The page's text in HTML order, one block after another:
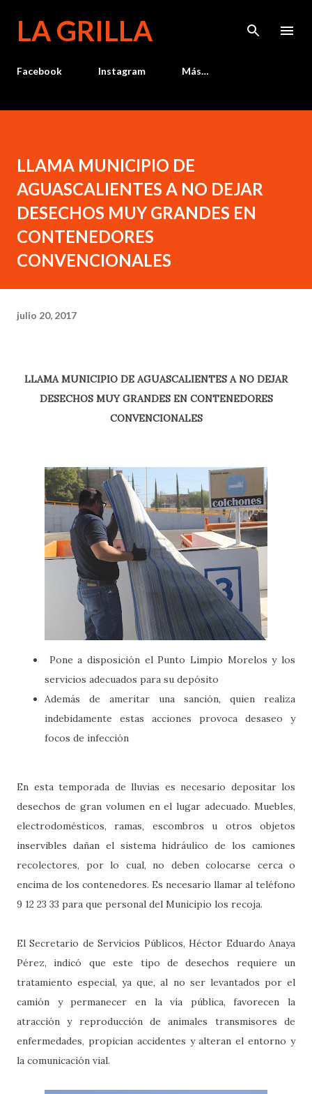
LA GRILLA
Facebook Instagram Más…
LLAMA MUNICIPIO DE
AGUASCALIENTES A NO DEJAR
DESECHOS MUY GRANDES EN
CONTENEDORES
CONVENCIONALES
julio 20, 2017
LLAMA MUNICIPIO DE AGUASCALIENTES A NO DEJAR
DESECHOS MUY GRANDES EN CONTENEDORES
CONVENCIONALES
Pone a disposición el Punto Limpio Morelos y los
servicios adecuados para su depósito
Además de ameritar una sanción, quien realiza
indebidamente estas acciones provoca desaseo y
focos de infección
En esta temporada de lluvias es necesario depositar los
desechos de gran volumen en el lugar adecuado. Muebles,
electrodomésticos, ramas, escombros u otros objetos
inservibles dañan el sistema hidráulico de los camiones
recolectores, por lo cual, no deben colocarse cerca o
encima de los contenedores. Es necesario llamar al teléfono
9 12 23 33 para que personal del Municipio los recoja.
El Secretario de Servicios Públicos, Héctor Eduardo Anaya
Pérez, indicó que este tipo de desechos requiere un
tratamiento especial, ya que, al no ser levantados por el
camión y permanecer en la vía pública, favorecen la
atracción y reproducción de animales transmisores de
enfermedades, propician accidentes y alteran el entorno y
la comunicación vial.